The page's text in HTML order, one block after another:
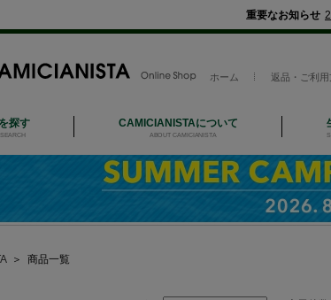
重要なお知らせ
ホーム 返品・ご利
探す CAMICIANISTAについて
ABOUT CAMICIANISTA
＞ 商品一覧